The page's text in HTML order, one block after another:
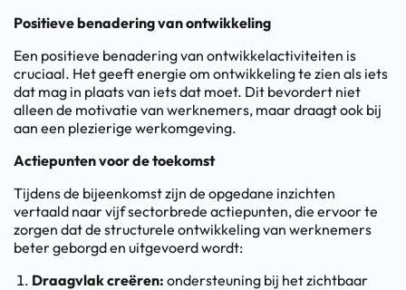
Positieve benadering van ontwikkeling
Een positieve benadering van ontwikkelactiviteiten is
cruciaal. Het geeft energie om ontwikkeling te zien als iets
dat mag in plaats van iets dat moet. Dit bevordert niet
alleen de motivatie van werknemers, maar draagt ook bij
aan een plezierige werkomgeving.
Actiepunten voor de toekomst
Tijdens de bijeenkomst zijn de opgedane inzichten
vertaald naar vijf sectorbrede actiepunten, die ervoor te
zorgen dat de structurele ontwikkeling van werknemers
beter geborgd en uitgevoerd wordt:
Draagvlak creëren: ondersteuning bij het zichtbaar